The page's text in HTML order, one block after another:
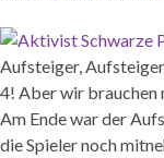
Aufsteiger,
4! Aber wir brauchen
Am Ende war der
die Spieler noch